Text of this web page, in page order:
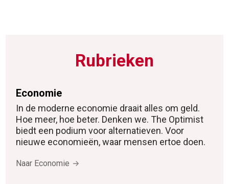
Rubrieken
Economie
In de moderne economie draait alles om geld.
Hoe meer, hoe beter. Denken we. The Optimist
biedt een podium voor alternatieven. Voor
nieuwe economieën, waar mensen ertoe doen.
Naar Economie